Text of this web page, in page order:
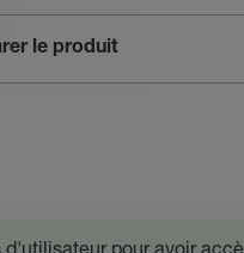
le produit
pour avoir